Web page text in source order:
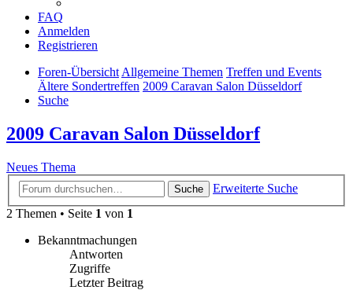
FAQ
Anmelden
Registrieren
Foren-ÜbersichtAllgemeine Themen Treffen und Events
Ältere Sondertreffen 2009 Caravan Salon Düsseldorf
Suche
2009 Caravan Salon Düsseldorf
Neues Thema
Suche
Erweiterte Suche
2 Themen • Seite 1 von 1
Bekanntmachungen
Antworten
Zugriffe
Letzter Beitrag